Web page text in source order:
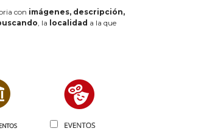
con imágenes, descripción,
, la localidad a la que